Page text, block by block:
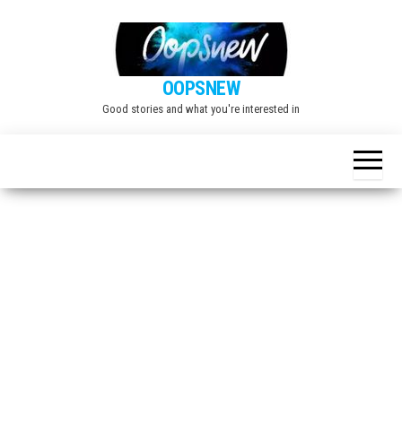
OOPSNEW
Good stories and what you're interested in